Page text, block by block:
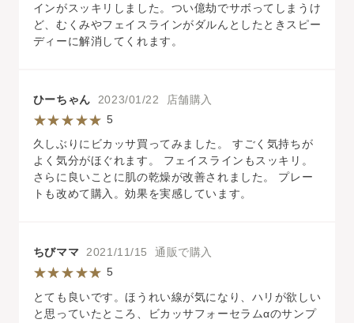
インがスッキリしました。つい億劫でサボってしまうけ
ど、むくみやフェイスラインがダルんとしたときスピー
ディーに解消してくれます。
ひーちゃん 2023/01/22 店舗購入
5
久しぶりにビカッサ買ってみました。 すごく気持ちが
よく気分がほぐれます。 フェイスラインもスッキリ。
さらに良いことに肌の乾燥が改善されました。 プレー
トも改めて購入。効果を実感しています。
ちびママ2021/11/15 通販で購入
5
とても良いです。ほうれい線が気になり、ハリが欲しい
と思っていたところ、ビカッサフォーセラムαのサンプ